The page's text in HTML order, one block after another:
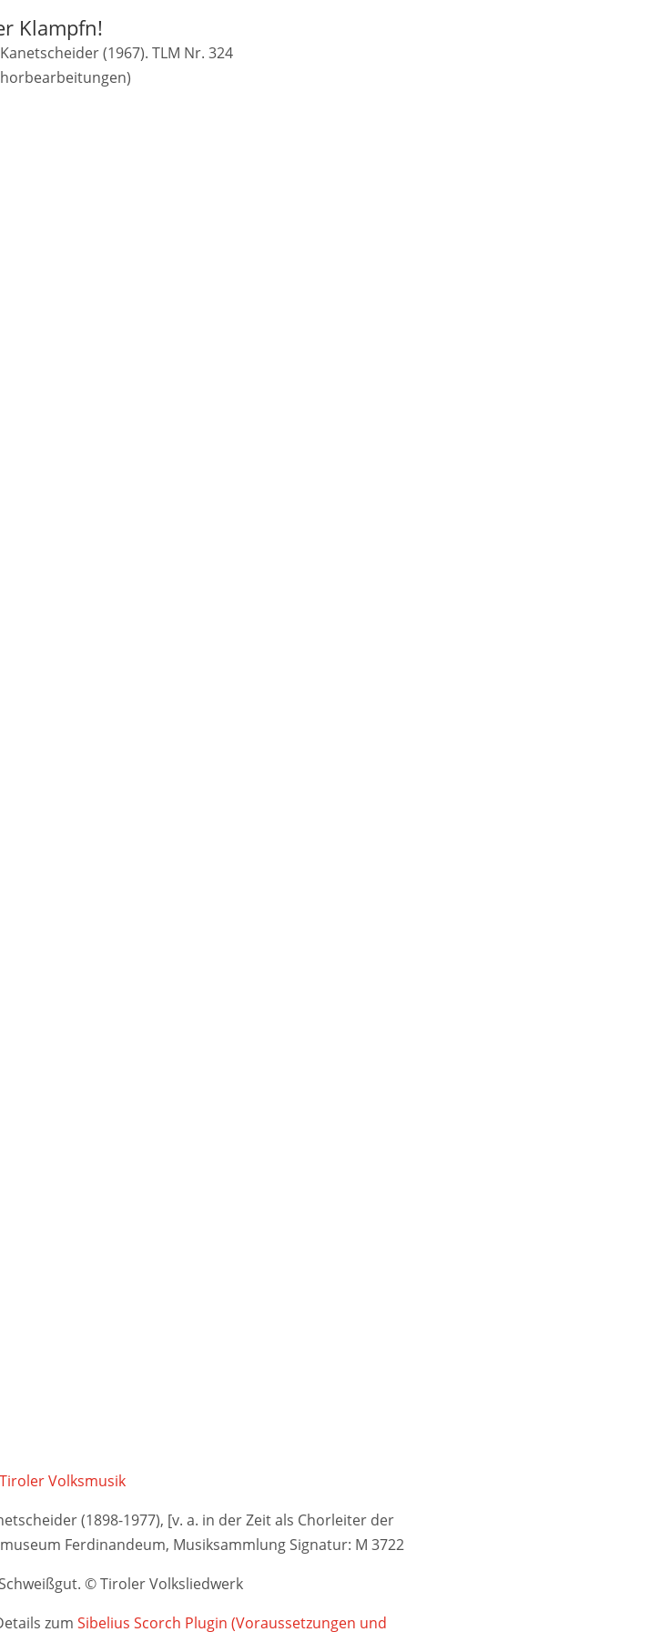
Klampfn!
(1967). TLM Nr. 324
Volksmusik
(1898-1977), [v. a. in der Zeit als Chorleiter der
Ferdinandeum, Musiksammlung Signatur: M 3722
© Tiroler Volksliedwerk
zumSibelius Scorch Plugin (Voraussetzungen und